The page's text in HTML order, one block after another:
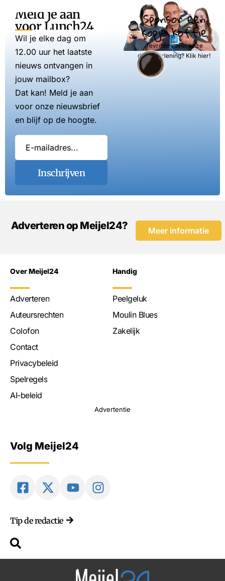
Meld je aan
voor Lunch24
Wil je elke dag om
12.00 uur het laatste
nieuws ontvangen in
jouw mailbox?
Dat kan! Meld je aan
voor onze nieuwsbrief
en blijf op de hoogte.
Inschrijven
Sponsor een
kopje koffie
Tevreden over onze
dienstverlening? Klik hier!
Adverteren op Meijel24? Meer informatie
Over Meijel24
Adverteren
Auteursrechten
Colofon
Contact
Privacybeleid
Spelregels
AI-beleid
Handig
Peelgeluk
Moulin Blues
Zakelijk
Advertentie
Volg Meijel24
Tip de redactie